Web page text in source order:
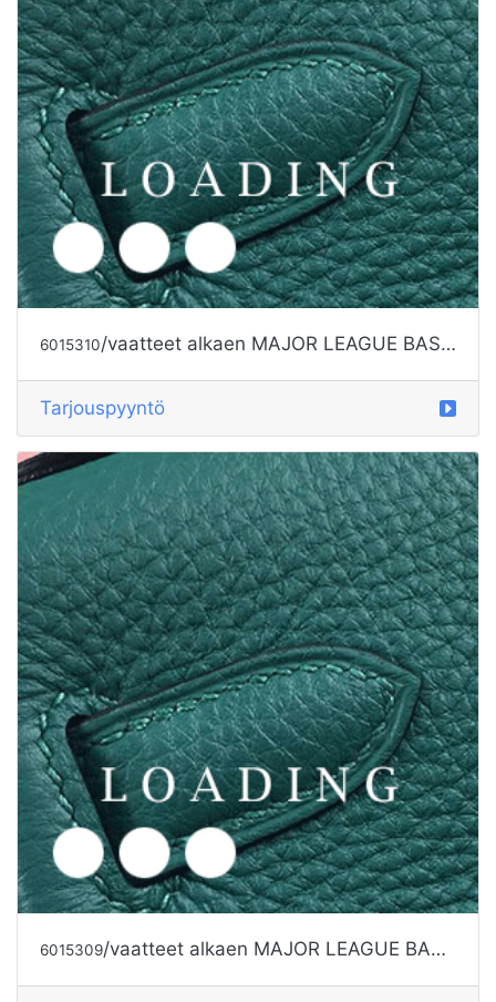
6015310/vaatteet alkaen MAJOR LEAGUE BASEBALL
Tarjouspyyntö
6015309/vaatteet alkaen MAJOR LEAGUE BASEBALL
Tarjouspyyntö